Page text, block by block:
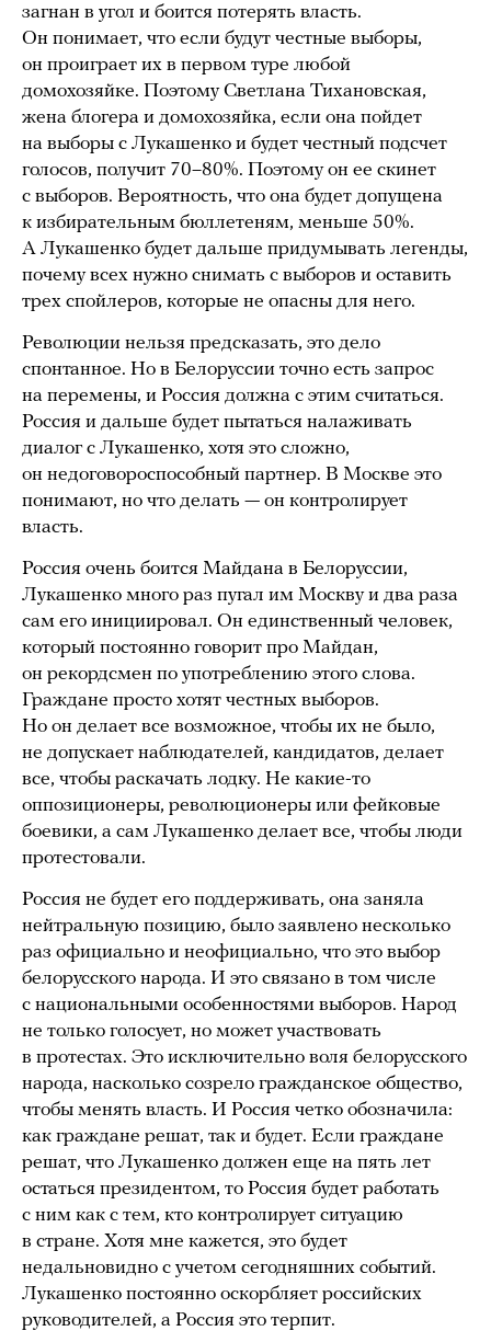
загнан в угол и боится потерять власть.
Он понимает, что если будут честные выборы,
он проиграет их в первом туре любой
домохозяйке. Поэтому Светлана Тихановская,
жена блогера и домохозяйка, если она пойдет
на выборы с Лукашенко и будет честный подсчет
голосов, получит 70–80%. Поэтому он ее скинет
с выборов. Вероятность, что она будет допущена
к избирательным бюллетеням, меньше 50%.
А Лукашенко будет дальше придумывать легенды,
почему всех нужно снимать с выборов и оставить
трех спойлеров, которые не опасны для него.
Революции нельзя предсказать, это дело
спонтанное. Но в Белоруссии точно есть запрос
на перемены, и Россия должна с этим считаться.
Россия и дальше будет пытаться налаживать
диалог с Лукашенко, хотя это сложно,
он недоговороспособный партнер. В Москве это
понимают, но что делать — он контролирует
власть.
Россия очень боится Майдана в Белоруссии,
Лукашенко много раз пугал им Москву и два раза
сам его инициировал. Он единственный человек,
который постоянно говорит про Майдан,
он рекордсмен по употреблению этого слова.
Граждане просто хотят честных выборов.
Но он делает все возможное, чтобы их не было,
не допускает наблюдателей, кандидатов, делает
все, чтобы раскачать лодку. Не какие-то
оппозиционеры, революционеры или фейковые
боевики, а сам Лукашенко делает все, чтобы люди
протестовали.
Россия не будет его поддерживать, она заняла
нейтральную позицию, было заявлено несколько
раз официально и неофициально, что это выбор
белорусского народа. И это связано в том числе
с национальными особенностями выборов. Народ
не только голосует, но может участвовать
в протестах. Это исключительно воля белорусского
народа, насколько созрело гражданское общество,
чтобы менять власть. И Россия четко обозначила:
как граждане решат, так и будет. Если граждане
решат, что Лукашенко должен еще на пять лет
остаться президентом, то Россия будет работать
с ним как с тем, кто контролирует ситуацию
в стране. Хотя мне кажется, это будет
недальновидно с учетом сегодняшних событий.
Лукашенко постоянно оскорбляет российских
руководителей, а Россия это терпит.